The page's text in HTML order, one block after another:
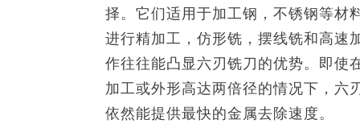
择。它们适用于加工钢，不锈钢等材
进行精加工，仿形铣，摆线铣和高速
作往往能凸显六刃铣刀的优势。即使
加工或外形高达两倍径的情况下，六
依然能提供最快的金属去除速度。